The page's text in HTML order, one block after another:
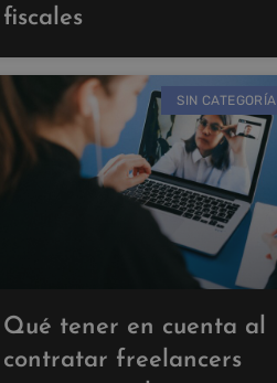
fiscales
SIN CATEGORÍA
Qué tener en cuenta al
contratar freelancers